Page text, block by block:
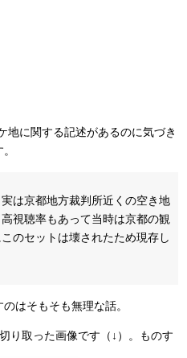
地に関する記述があるのに気づき
は京都地方裁判所近くの空き地
視聴率もあって当時は京都の観
のセットは壊されたため現存し
はそもそも無理な話。
り取った画像です（↓）。ものす